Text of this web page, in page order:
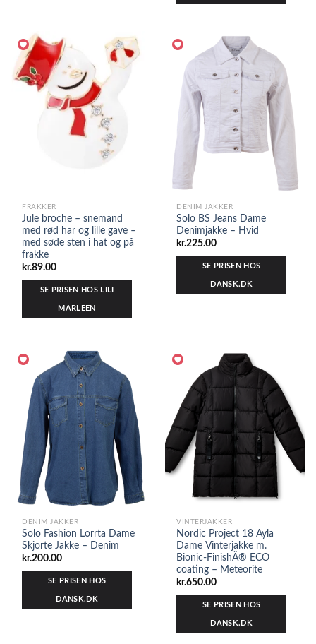
FRAKKER
Jule broche – snemand
med rød har og lille gave –
med søde sten i hat og på
frakke
kr.89.00
SE PRISEN HOS LILI
MARLEEN
DENIM JAKKER
Solo BS Jeans Dame
Denimjakke – Hvid
kr.225.00
SE PRISEN HOS
DANSK.DK
DENIM JAKKER
Solo Fashion Lorrta Dame
Skjorte Jakke – Denim
kr.200.00
SE PRISEN HOS
DANSK.DK
VINTERJAKKER
Nordic Project 18 Ayla
Dame Vinterjakke m.
Bionic-FinishÂ® ECO
coating – Meteorite
kr.650.00
SE PRISEN HOS
DANSK.DK